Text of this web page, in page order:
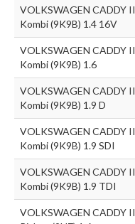
VOLKSWAGEN CADDY II
Kombi (9K9B) 1.4 16V
VOLKSWAGEN CADDY II
Kombi (9K9B) 1.6
VOLKSWAGEN CADDY II
Kombi (9K9B) 1.9 D
VOLKSWAGEN CADDY II
Kombi (9K9B) 1.9 SDI
VOLKSWAGEN CADDY II
Kombi (9K9B) 1.9 TDI
VOLKSWAGEN CADDY II